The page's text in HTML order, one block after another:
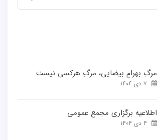
مرگِ بهرامِ بیضایی، مرگِ هرکسی نیست.
اطلاعیه برگزاری مجمع عمومی